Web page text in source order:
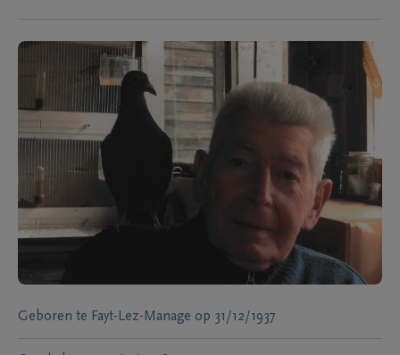
Geboren te Fayt-Lez-Manage op 31/12/1937